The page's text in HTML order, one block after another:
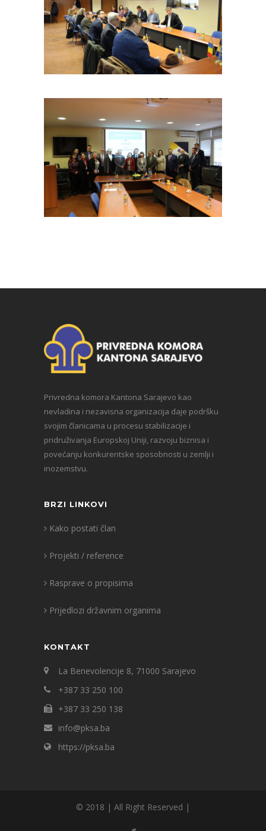
Privredna komora Kantona Sarajevo kao
nevladina i nezavisna organizacija daje podršku
svojim članicama u procesu stabilizacije i
pridruživanja Europskoj Uniji, razvoju biznisa i
povećanju konkurentske sposobnosti u zemlji i
inozemstvu.
BRZI LINKOVI
Kako postati član
Projekti / reference
Rasprave o propisima
Prijedlozi državnim organima
KONTAKT
La Benevolencije 8, 71000 Sarajevo
+387 33 250 100
+387 33 250 138
info@pksa.ba
https://pksa.ba
© 2018 | All Right Reserved |